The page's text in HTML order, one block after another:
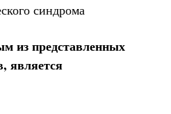
синдрома
из представленных
является